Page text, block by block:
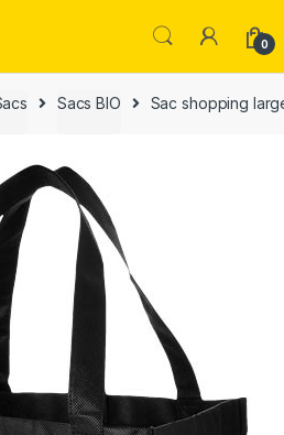
0
Sacs BIO Sac shopping